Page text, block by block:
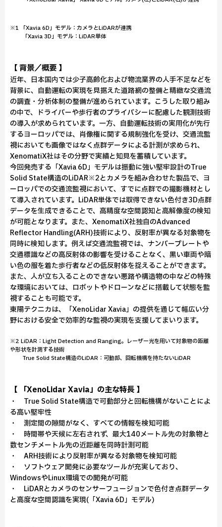
※1 「Xavia 6D」モデル：カメラとLiDARが連携
「Xavia 3D」モデル：LiDAR単体
【 背景／概要 】
近年、日本国内では少子高齢化および物流業界の人手不足などを
背景に、自動運転の実現を見据えた道路網の整備と精緻な交通流
の調査・分析体制の整備が進められています。こうした取り組み
の中で、ドライバーや歩行者のプライバシーに配慮した観測技術
の導入が求められています。一方、自動運転技術の実用化が先行
するヨーロッパでは、肖像権に関する規制強化を受け、交通流監
視においても画像ではなく点群データによる計測が求められ、
XenomatiX社はその分野で実績と知見を蓄積しています。
今回発売する「Xavia 6D」モデルは振動に強い堅牢設計のTrue
Solid State構造のLiDAR※2とカメラを組み合わせた製品で、ヨ
ーロッパでの交通流監視において、すでに点群での撮影機材とし
て導入されています。LiDAR単体では取得できない色付き3D点群
データを生成できることで、高精度な空間認知と高解像度の検知
が可能となります。また、XenomatiX社独自のAdvanced
Reflector Handling(ARH)技術により、反射率が異なる対象物を
同時に検知します。例えば交通流監視では、ナンバープレートや
交通標識などの高反射体の影響を受けることなく、黒い車両や暗
い色の服を着た歩行者などの低反射体を捉えることができます。
また、人が立ち入ることのできない悪路や構造物の中などの特殊
な環境においては、ロボットやドローンなどに搭載して状態を監
視することも可能です。
東陽テクニカは、「XenoLidar Xavia」の提供を通じて幅広い分
野における安全で効率的な監視の実現を支援してまいります。
※2 LiDAR：Light Detection and Ranging。レーザー光を用いて対象物の距離
や形状を計測する技術
True Solid State構造のLiDAR：可動部、回転機構を持たないLiDAR
【 「XenoLidar Xavia」の主な特長 】
・ True Solid State構造で可動部分と回転機構がないことによ
る高い堅牢性
・ 測定間の隙間がなく、すべての情報を検知可能
・ 時間帯や天候に左右されず、最大140メートル先の対象物と
数センチメートル先の近距離を同時計測可能
・ ARH技術により反射率が異なる対象物を検知可能
・ ソフトウェア開発に必要なツールが充実しており、
WindowsやLinux環境での開発が可能
・ LiDARとカメラのセンサーフュージョンで色付き点群データ
と高度な空間認識を実現(「Xavia 6D」モデル)